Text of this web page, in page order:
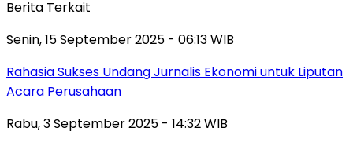
Berita Terkait
Senin, 15 September 2025 - 06:13 WIB
Rahasia Sukses Undang Jurnalis Ekonomi untuk Liputan
Acara Perusahaan
Rabu, 3 September 2025 - 14:32 WIB